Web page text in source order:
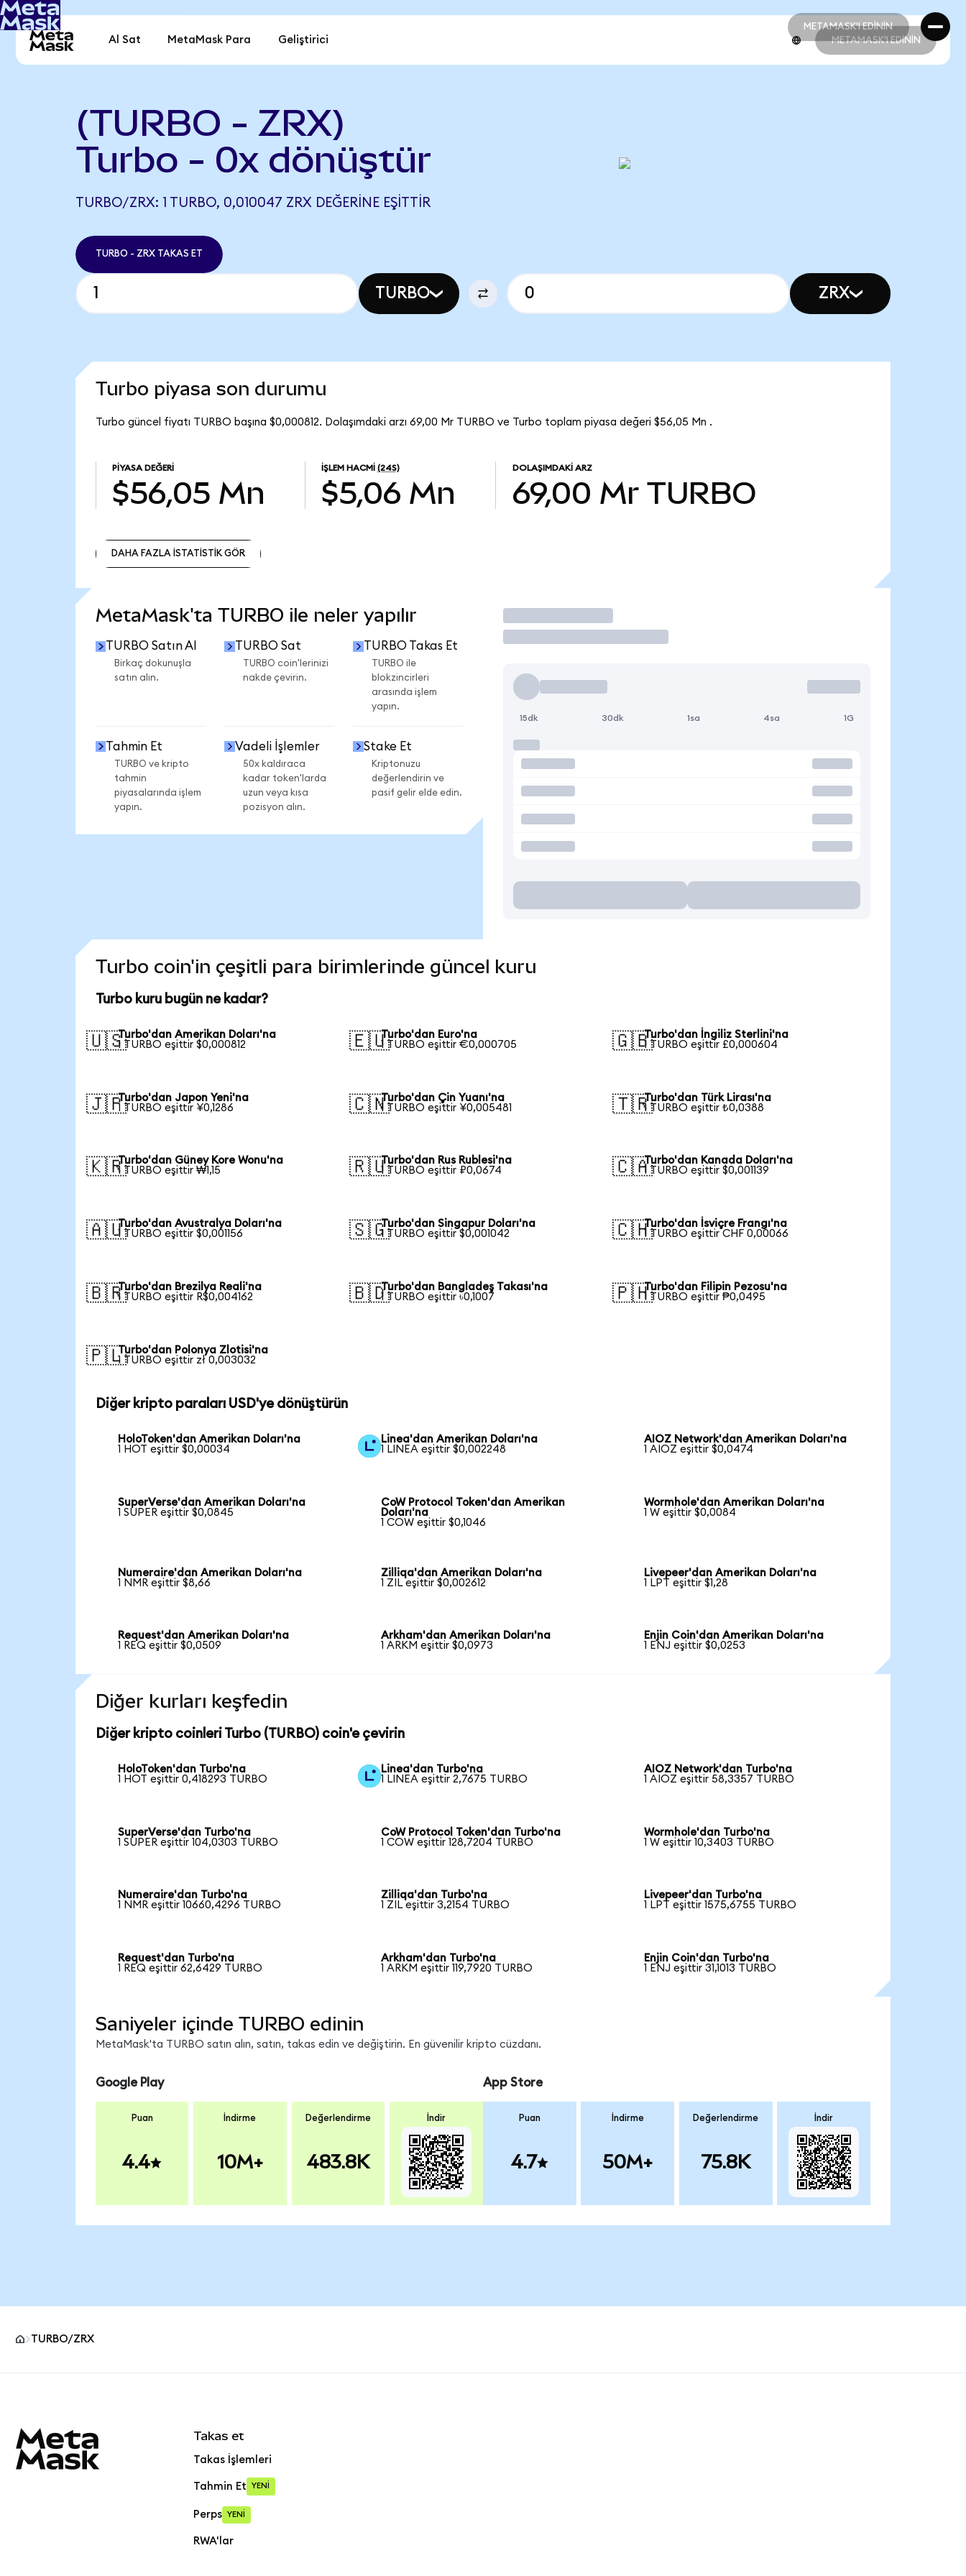
METAMASK'I EDİNİN
METAMASK'I EDİNİN
Al Sat MetaMask Para Geliştirici METAMASK'I EDİNİN
(TURBO - ZRX)
Turbo - 0x dönüştür
TURBO/ZRX: 1 TURBO, 0,010047 ZRX DEĞERINE EŞITTIR
TURBO - ZRX TAKAS ET
TURBO ZRX
Turbo piyasa son durumu
Turbo güncel fiyatı TURBO başına $0,000812. Dolaşımdaki arzı 69,00 Mr TURBO ve Turbo toplam piyasa değeri $56,05 Mn .
PIYASA DEĞERI
$56,05 Mn
İŞLEM HACMI (24S)
$5,06 Mn
DOLAŞIMDAKI ARZ
69,00 Mr TURBO
DAHA FAZLA İSTATİSTİK GÖR
MetaMask'ta TURBO ile neler yapılır
TURBO Satın Al
Birkaç dokunuşla
satın alın.
TURBO Sat
TURBO coin'lerinizi
nakde çevirin.
TURBO Takas Et
TURBO ile
blokzincirleri
arasında işlem
yapın.
Tahmin Et
TURBO ve kripto
tahmin
piyasalarında işlem
yapın.
Vadeli İşlemler
50x kaldıraca
kadar token'larda
uzun veya kısa
pozisyon alın.
Stake Et
Kriptonuzu
değerlendirin ve
pasif gelir elde edin.
İşlem Yap
15dk 30dk 1sa 4sa 1G
Turbo coin'in çeşitli para birimlerinde güncel kuru
Turbo kuru bugün ne kadar?
🇺🇸Turbo'dan Amerikan Doları'na
1 TURBO eşittir $0,000812
🇪🇺Turbo'dan Euro'na
1 TURBO eşittir €0,000705
🇬🇧Turbo'dan İngiliz Sterlini'na
1 TURBO eşittir £0,000604
🇯🇵Turbo'dan Japon Yeni'na
1 TURBO eşittir ¥0,1286
🇨🇳Turbo'dan Çin Yuanı'na
1 TURBO eşittir ¥0,005481
🇹🇷Turbo'dan Türk Lirası'na
1 TURBO eşittir ₺0,0388
🇰🇷Turbo'dan Güney Kore Wonu'na
1 TURBO eşittir ₩1,15
🇷🇺Turbo'dan Rus Rublesi'na
1 TURBO eşittir ₽0,0674
🇨🇦Turbo'dan Kanada Doları'na
1 TURBO eşittir $0,001139
🇦🇺Turbo'dan Avustralya Doları'na
1 TURBO eşittir $0,001156
🇸🇬Turbo'dan Singapur Doları'na
1 TURBO eşittir $0,001042
🇨🇭Turbo'dan İsviçre Frangı'na
1 TURBO eşittir CHF 0,00066
🇧🇷Turbo'dan Brezilya Reali'na
1 TURBO eşittir R$0,004162
🇧🇩Turbo'dan Bangladeş Takası'na
1 TURBO eşittir ৳0,1007
🇵🇭Turbo'dan Filipin Pezosu'na
1 TURBO eşittir ₱0,0495
🇵🇱Turbo'dan Polonya Zlotisi'na
1 TURBO eşittir zł 0,003032
Diğer kripto paraları USD'ye dönüştürün
HoloToken'dan Amerikan Doları'na
1 HOT eşittir $0,00034
Linea'dan Amerikan Doları'na
1 LINEA eşittir $0,002248
AIOZ Network'dan Amerikan Doları'na
1 AIOZ eşittir $0,0474
SuperVerse'dan Amerikan Doları'na
1 SUPER eşittir $0,0845
CoW Protocol Token'dan Amerikan
Doları'na
1 COW eşittir $0,1046
Wormhole'dan Amerikan Doları'na
1 W eşittir $0,0084
Numeraire'dan Amerikan Doları'na
1 NMR eşittir $8,66
Zilliqa'dan Amerikan Doları'na
1 ZIL eşittir $0,002612
Livepeer'dan Amerikan Doları'na
1 LPT eşittir $1,28
Request'dan Amerikan Doları'na
1 REQ eşittir $0,0509
Arkham'dan Amerikan Doları'na
1 ARKM eşittir $0,0973
Enjin Coin'dan Amerikan Doları'na
1 ENJ eşittir $0,0253
Diğer kurları keşfedin
Diğer kripto coinleri Turbo (TURBO) coin'e çevirin
HoloToken'dan Turbo'na
1 HOT eşittir 0,418293 TURBO
Linea'dan Turbo'na
1 LINEA eşittir 2,7675 TURBO
AIOZ Network'dan Turbo'na
1 AIOZ eşittir 58,3357 TURBO
SuperVerse'dan Turbo'na
1 SUPER eşittir 104,0303 TURBO
CoW Protocol Token'dan Turbo'na
1 COW eşittir 128,7204 TURBO
Wormhole'dan Turbo'na
1 W eşittir 10,3403 TURBO
Numeraire'dan Turbo'na
1 NMR eşittir 10660,4296 TURBO
Zilliqa'dan Turbo'na
1 ZIL eşittir 3,2154 TURBO
Livepeer'dan Turbo'na
1 LPT eşittir 1575,6755 TURBO
Request'dan Turbo'na
1 REQ eşittir 62,6429 TURBO
Arkham'dan Turbo'na
1 ARKM eşittir 119,7920 TURBO
Enjin Coin'dan Turbo'na
1 ENJ eşittir 31,1013 TURBO
Saniyeler içinde TURBO edinin
MetaMask'ta TURBO satın alın, satın, takas edin ve değiştirin. En güvenilir kripto cüzdanı.
Google Play
Puan
4.4
İndirme
10M+
Değerlendirme
483.8K
İndir
App Store
Puan
4.7
İndirme
50M+
Değerlendirme
75.8K
İndir
TURBO/ZRX
Takas et
Takas İşlemleri
Tahmin Et YENİ
Perps YENİ
RWA'lar